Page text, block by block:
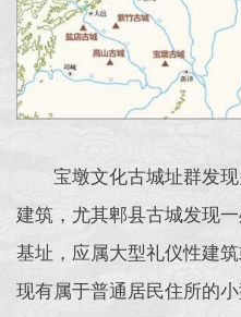
宝墩文化古城址群发
建筑，尤其郫县古城发现
基址，应属大型礼仪性建
现有属于普通居民住所的